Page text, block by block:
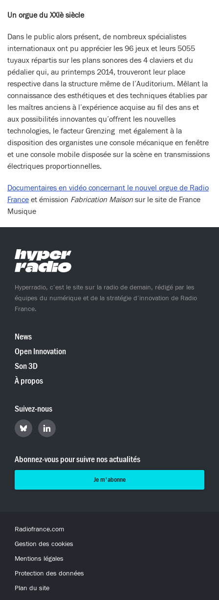
Un orgue du XXIè siècle
Dans le public alors présent, de nombreux spécialistes
internationaux ont pu apprécier les 96 jeux et leurs 5055
tuyaux répartis sur les plans sonores des 4 claviers et du
pédalier qui, au printemps 2014, trouveront leur place
respective dans la structure même de l’Auditorium. Mêlant la
connaissance des esthétiques et des techniques établies par
les maîtres anciens à l’expérience acquise au fil des ans et
aux possibilités innovantes qu’offrent les nouvelles
technologies, le facteur Grenzing met également à la
disposition des organistes une console mécanique en fenêtre
et une console mobile disposée sur la scène en transmissions
électriques proportionnelles.
Documentaires en vidéo concernant le nouvel orgue de Radio
France et émission Fabrication Maison sur le site de France
Musique
Hyperradio, c’est le site sur la radio de demain, rédigé par les
équipes du numérique et de la stratégie d’innovation de Radio
France.
News
Open Innovation
Son 3D
À propos
Suivez-nous
Retrouvez
Hyperradio
Bluesky
Retrouvez
Hyperradio
LinkedIn
Abonnez-vous pour suivre nos actualités
Je m'abonne
Radiofrance.com
Gestion des cookies
Mentions légales
Protection des données
Plan du site